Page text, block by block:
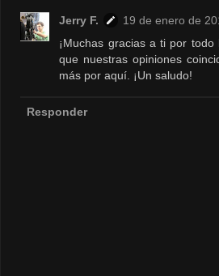
Jerry F.
19 de enero de
¡Muchas gracias a ti por
que nuestras opiniones
más por aquí. ¡Un saludo!
Responder